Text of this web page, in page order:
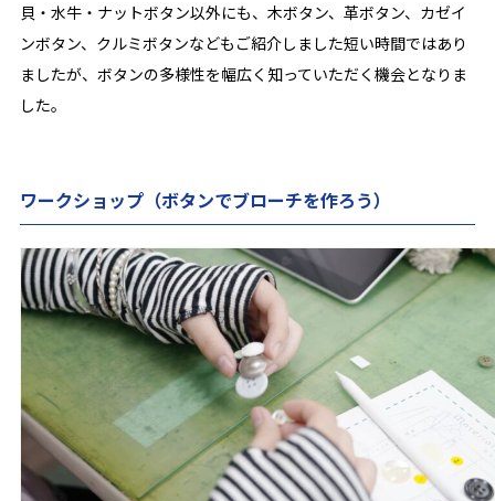
貝・水牛・ナットボタン以外にも、木ボタン、革ボタン、カゼイ
ンボタン、クルミボタンなどもご紹介しました短い時間ではあり
ましたが、ボタンの多様性を幅広く知っていただく機会となりま
した。
ワークショップ（ボタンでブローチを作ろう）